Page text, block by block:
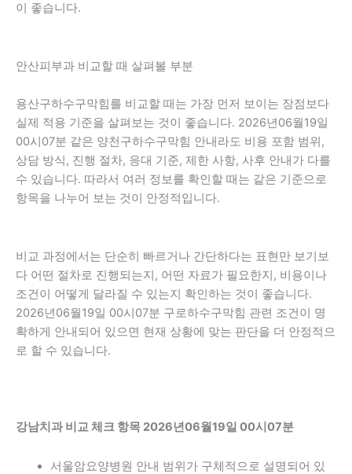
이 좋습니다.
안산피부과 비교할 때 살펴볼 부분
용산구하수구막힘를 비교할 때는 가장 먼저 보이는 장점보다
실제 적용 기준을 살펴보는 것이 좋습니다. 2026년06월19일
00시07분 같은 양천구하수구막힘 안내라도 비용 포함 범위,
상담 방식, 진행 절차, 응대 기준, 제한 사항, 사후 안내가 다를
수 있습니다. 따라서 여러 정보를 확인할 때는 같은 기준으로
항목을 나누어 보는 것이 안정적입니다.
비교 과정에서는 단순히 빠르거나 간단하다는 표현만 보기보
다 어떤 절차로 진행되는지, 어떤 자료가 필요한지, 비용이나
조건이 어떻게 달라질 수 있는지 확인하는 것이 좋습니다.
2026년06월19일 00시07분 구로하수구막힘 관련 조건이 명
확하게 안내되어 있으면 현재 상황에 맞는 판단을 더 안정적으
로 할 수 있습니다.
강남치과 비교 체크 항목 2026년06월19일 00시07분
서울암요양병원 안내 범위가 구체적으로 설명되어 있